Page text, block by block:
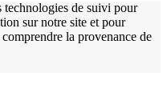
technologies de suivi pour
sur notre site et pour
la provenance de